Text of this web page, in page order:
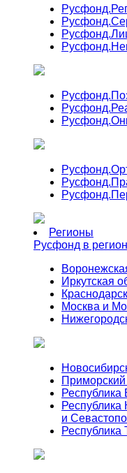
Русфонд.
Русфонд.
Русфонд.
Русфонд.
Русфонд.
Русфонд.
Русфонд.
Русфонд.
Русфонд.
Русфонд.
Регионы
Русфонд в
Иркутская
Москва и
Приморский
Республика
Республика
и
Республика